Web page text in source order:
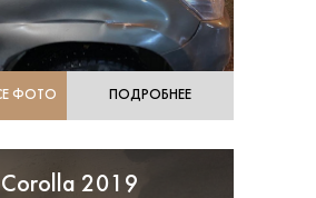
ФОТО ПОДРОБНЕЕ
2019